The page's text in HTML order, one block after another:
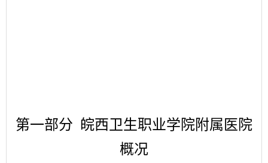
第一部分 皖西卫生职业学院附属医院
概况